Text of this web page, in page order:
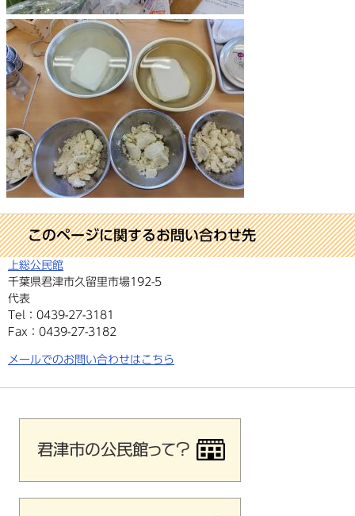
このページに関するお問い合わせ先
上総公民館
代表
千葉県君津市久留里市場192-5
Tel：0439-27-3181
Fax：0439-27-3182
メールでのお問い合わせはこちら